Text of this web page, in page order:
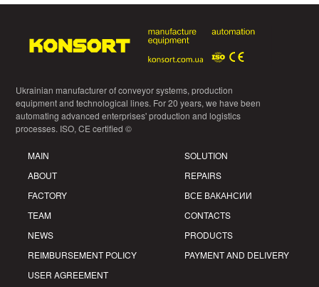
Ukrainian manufacturer of conveyor systems, production
equipment and technological lines. For 20 years, we have been
automating advanced enterprises' production and logistics
processes. ISO, CE certified ©
MAIN
ABOUT
FACTORY
TEAM
NEWS
REIMBURSEMENT POLICY
USER AGREEMENT
SOLUTION
REPAIRS
ВСЕ ВАКАНСИИ
CONTACTS
PRODUCTS
PAYMENT AND DELIVERY